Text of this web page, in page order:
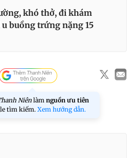
khó thở, đi khám
buồng trứng nặng 15
Niên làm nguồn ưu tiên
tìm kiếm.Xem hướng dẫn.